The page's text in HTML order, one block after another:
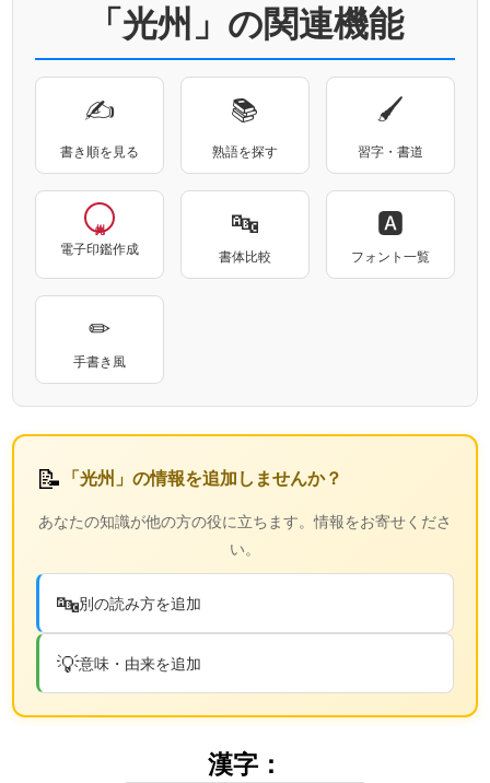
「光州」の関連機能
✍
書き順を見る
📚
熟語を探す
🖌
習字・書道
電子印鑑作成
🔤
書体比較
🅰
フォント一覧
✏
手書き風
📝 「光州」の情報を追加しませんか？
あなたの知識が他の方の役に立ちます。情報をお寄せくださ
い。
🔤別の読み方を追加
💡意味・由来を追加
漢字：